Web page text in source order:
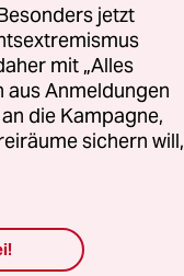
jetzt
mit „Alles
aus Anmeldungen
die Kampagne,
sichern will,